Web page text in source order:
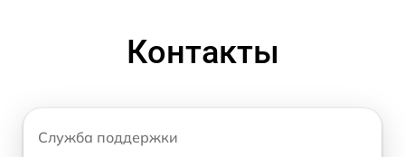
Контакты
Служба поддержки